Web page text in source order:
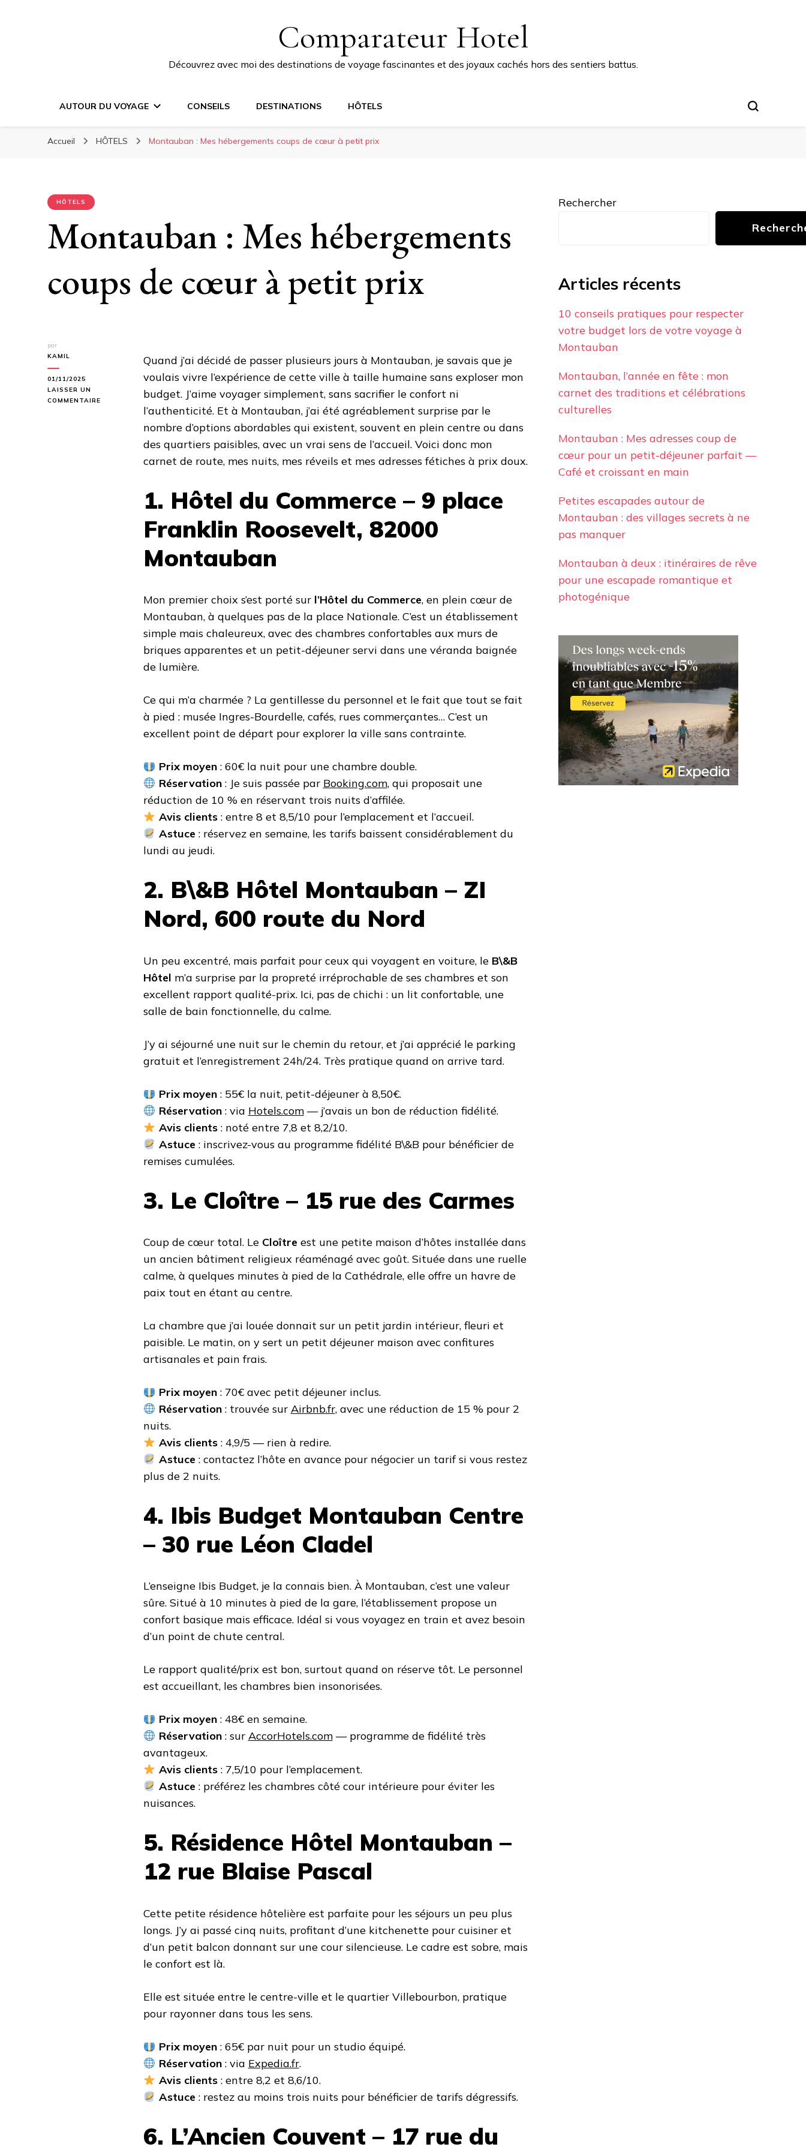
Comparateur Hotel
Découvrez avec moi des destinations de voyage fascinantes et des joyaux cachés hors des sentiers battus.
AUTOUR DU VOYAGE CONSEILS DESTINATIONS HÔTELS
Accueil HÔTELS Montauban : Mes hébergements coups de cœur à petit prix
HÔTELS
Montauban : Mes hébergements
coups de cœur à petit prix
par
KAMIL
01/11/2025
LAISSER UN
COMMENTAIRE
MONTAUBAN
HÉBERGEMENTS
Quand j’ai décidé de passer plusieurs jours à Montauban, je savais que je
voulais vivre l’expérience de cette ville à taille humaine sans exploser mon
budget. J’aime voyager simplement, sans sacrifier le confort ni
l’authenticité. Et à Montauban, j’ai été agréablement surprise par le
nombre d’options abordables qui existent, souvent en plein centre ou dans
des quartiers paisibles, avec un vrai sens de l’accueil. Voici donc mon
carnet de route, mes nuits, mes réveils et mes adresses fétiches à prix doux.
1. Hôtel du Commerce – 9 place
Franklin Roosevelt, 82000
Montauban
Mon premier choix s’est porté sur l’Hôtel du Commerce, en plein cœur de
Montauban, à quelques pas de la place Nationale. C’est un établissement
simple mais chaleureux, avec des chambres confortables aux murs de
briques apparentes et un petit-déjeuner servi dans une véranda baignée
de lumière.
Ce qui m’a charmée ? La gentillesse du personnel et le fait que tout se fait
à pied : musée Ingres-Bourdelle, cafés, rues commerçantes… C’est un
excellent point de départ pour explorer la ville sans contrainte.
Prix moyen: 60€ la nuit pour une chambre double.
Réservation: Je suis passée par Booking.com, qui proposait une
réduction de 10 % en réservant trois nuits d’affilée.
Avis clients: entre 8 et 8,5/10 pour l’emplacement et l’accueil.
Astuce : réservez en semaine, les tarifs baissent considérablement du
lundi au jeudi.
2. B\&B Hôtel Montauban – ZI
Nord, 600 route du Nord
Un peu excentré, mais parfait pour ceux qui voyagent en voiture, le B\&B
Hôtel m’a surprise par la propreté irréprochable de ses chambres et son
excellent rapport qualité-prix. Ici, pas de chichi : un lit confortable, une
salle de bain fonctionnelle, du calme.
J’y ai séjourné une nuit sur le chemin du retour, et j’ai apprécié le parking
gratuit et l’enregistrement 24h/24. Très pratique quand on arrive tard.
Prix moyen: 55€ la nuit, petit-déjeuner à 8,50€.
Réservation: via Hotels.com— j’avais un bon de réduction fidélité.
Avis clients: noté entre 7,8 et 8,2/10.
Astuce : inscrivez-vous au programme fidélité B\&B pour bénéficier de
remises cumulées.
3. Le Cloître – 15 rue des Carmes
Coup de cœur total. Le Cloître est une petite maison d’hôtes installée dans
un ancien bâtiment religieux réaménagé avec goût. Située dans une ruelle
calme, à quelques minutes à pied de la Cathédrale, elle offre un havre de
paix tout en étant au centre.
La chambre que j’ai louée donnait sur un petit jardin intérieur, fleuri et
paisible. Le matin, on y sert un petit déjeuner maison avec confitures
artisanales et pain frais.
Prix moyen: 70€ avec petit déjeuner inclus.
Réservation: trouvée sur Airbnb.fr, avec une réduction de 15 % pour 2
nuits.
Avis clients: 4,9/5 — rien à redire.
Astuce : contactez l’hôte en avance pour négocier un tarif si vous restez
plus de 2 nuits.
4. Ibis Budget Montauban Centre
– 30 rue Léon Cladel
L’enseigne Ibis Budget, je la connais bien. À Montauban, c’est une valeur
sûre. Situé à 10 minutes à pied de la gare, l’établissement propose un
confort basique mais efficace. Idéal si vous voyagez en train et avez besoin
d’un point de chute central.
Le rapport qualité/prix est bon, surtout quand on réserve tôt. Le personnel
est accueillant, les chambres bien insonorisées.
Prix moyen: 48€ en semaine.
Réservation: sur AccorHotels.com— programme de fidélité très
avantageux.
Avis clients: 7,5/10 pour l’emplacement.
Astuce : préférez les chambres côté cour intérieure pour éviter les
nuisances.
5. Résidence Hôtel Montauban –
12 rue Blaise Pascal
Cette petite résidence hôtelière est parfaite pour les séjours un peu plus
longs. J’y ai passé cinq nuits, profitant d’une kitchenette pour cuisiner et
d’un petit balcon donnant sur une cour silencieuse. Le cadre est sobre, mais
le confort est là.
Elle est située entre le centre-ville et le quartier Villebourbon, pratique
pour rayonner dans tous les sens.
Prix moyen: 65€ par nuit pour un studio équipé.
Réservation: via Expedia.fr.
Avis clients: entre 8,2 et 8,6/10.
Astuce : restez au moins trois nuits pour bénéficier de tarifs dégressifs.
6. L’Ancien Couvent – 17 rue du
Rechercher
Articles récents
10 conseils pratiques pour respecter
votre budget lors de votre voyage à
Montauban
Montauban, l’année en fête : mon
carnet des traditions et célébrations
culturelles
Montauban : Mes adresses coup de
cœur pour un petit-déjeuner parfait —
Café et croissant en main
Petites escapades autour de
Montauban : des villages secrets à ne
pas manquer
Montauban à deux : itinéraires de rêve
pour une escapade romantique et
photogénique